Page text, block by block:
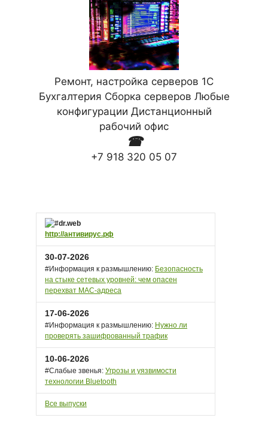
Ремонт, настройка серверов 1С
Бухгалтерия Сборка серверов Любые
конфигурации Дистанционный
рабочий офис
☎
+7 918 320 05 07
http://антивирус.рф
30-07-2026
#Информация к размышлению: Безопасность
на стыке сетевых уровней: чем опасен
перехват MAC-адреса
17-06-2026
#Информация к размышлению: Нужно ли
проверять зашифрованный трафик
10-06-2026
#Слабые звенья: Угрозы и уязвимости
технологии Bluetooth
Все выпуски